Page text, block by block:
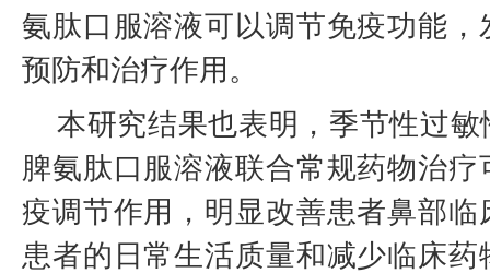
氨肽口服溶液可以调节免疫功能，
预防和治疗作用。
本研究结果也表明，季节性过
脾氨肽口服溶液联合常规药物治
疫调节作用，明显改善患者鼻部临
患者的日常生活质量和减少临床